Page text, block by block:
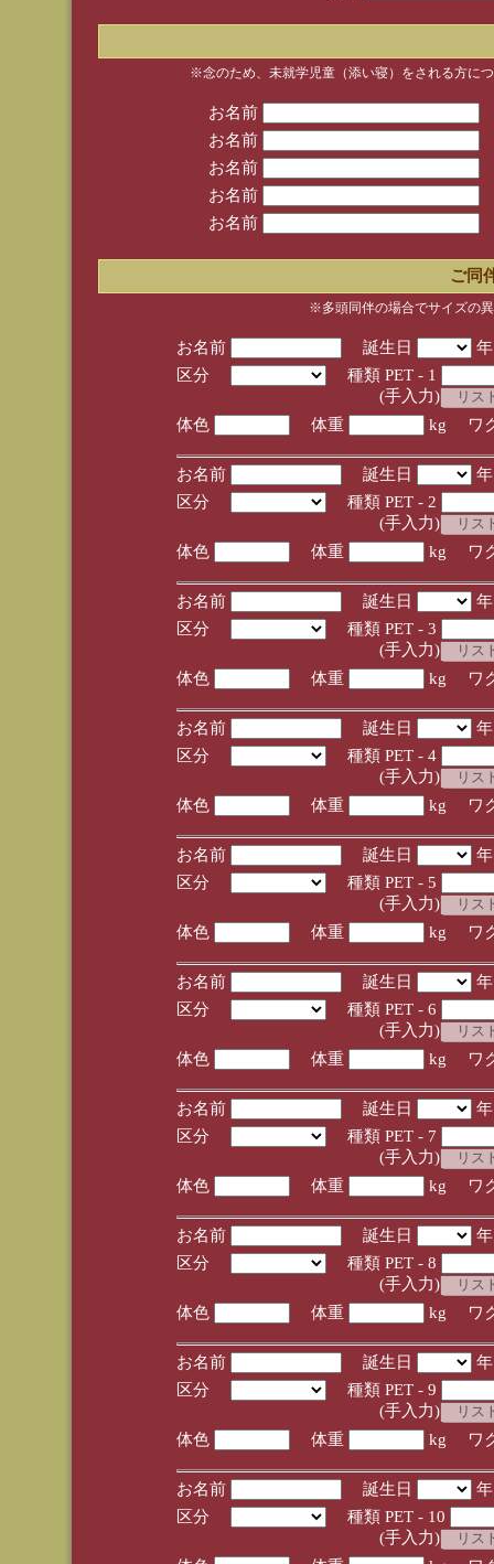
※念のため、未就学児童（添い寝）をされる方に
お名前
お名前
お名前
お名前
お名前
ご同
※多頭同伴の場合でサイズの
お名前 誕生日
区分
種類 PET - 1
(手入力)
体色
体重 kg ワ
お名前 誕生日
区分
種類 PET - 2
(手入力)
体色
体重 kg ワ
お名前 誕生日
区分
種類 PET - 3
(手入力)
体色
体重 kg ワ
お名前 誕生日
区分
種類 PET - 4
(手入力)
体色
体重 kg ワ
お名前 誕生日
区分
種類 PET - 5
(手入力)
体色
体重 kg ワ
お名前 誕生日
区分
種類 PET - 6
(手入力)
体色
体重 kg ワ
お名前 誕生日
区分
種類 PET - 7
(手入力)
体色
体重 kg ワ
お名前 誕生日
区分
種類 PET - 8
(手入力)
体色
体重 kg ワ
お名前 誕生日
区分
種類 PET - 9
(手入力)
体色
体重 kg ワ
お名前 誕生日
区分
種類 PET - 10
(手入力)